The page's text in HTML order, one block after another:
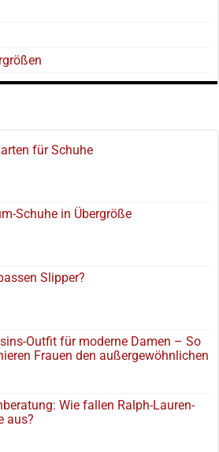
für Schuhe
Schuhe in Übergröße
Slipper?
Outfit für moderne Damen – So
Frauen den außergewöhnlichen
Wie fallen Ralph-Lauren-
aus?